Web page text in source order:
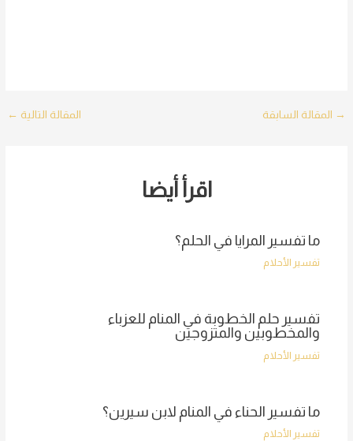
Post
→ المقالة السابقة المقالة التالية ←
اقرأ أيضا
ما تفسير المرايا في الحلم؟
تفسير الأحلام
تفسير حلم الخطوبة في المنام للعزباء
والمخطوبين والمتزوجين
تفسير الأحلام
ما تفسير الحناء في المنام لابن سيرين؟
تفسير الأحلام